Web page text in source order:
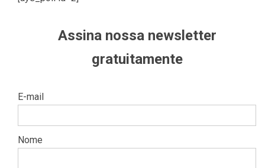
Assina nossa newsletter
gratuitamente
E-mail
Nome